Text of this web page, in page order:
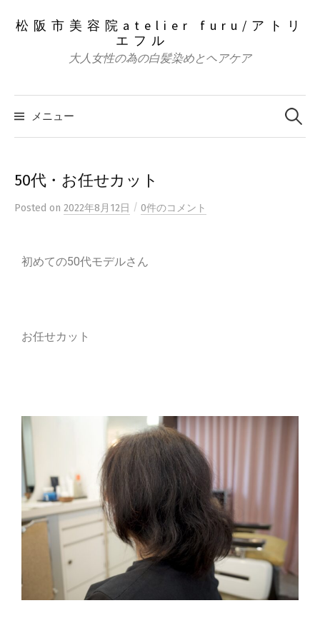
松阪市美容院atelier furu/アトリ
エフル
大人女性の為の白髪染めとヘアケア
メニュー
50代・お任せカット
Posted on 2022年8月12日 / 0件のコメント
初めての50代モデルさん
お任せカット